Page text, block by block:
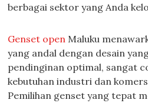
berbagai sektor yang Anda
Genset open Maluku
yang andal dengan desain
pendinginan optimal, sangat
kebutuhan industri dan
Pemilihan genset yang tepat